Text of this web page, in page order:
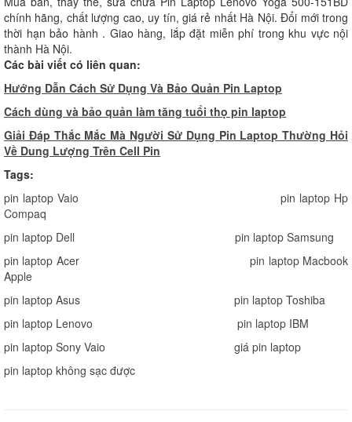
chính hãng, chất lượng cao, uy tín, giá rẻ nhất Hà Nội. Đổi mới trong
thời hạn bảo hành . Giao hàng, lắp đặt miễn phí trong khu vực nội
thành Hà Nội.
Các bài viết có liên quan:
Hướng Dẫn Cách Sử Dụng Và Bảo Quản Pin Laptop
Cách dùng và bảo quản làm tăng tuổi thọ pin laptop
Giải Đáp Thắc Mắc Mà Người Sử Dụng Pin Laptop Thường Hỏi
Về Dung Lượng Trên Cell Pin
Tags:
pin laptop Vaio
pin laptop Hp
Compaq
pin laptop Dell
pin laptop Samsung
pin laptop Acer
pin laptop Macbook
Apple
pin laptop Asus
pin laptop Toshiba
pin laptop Lenovo
pin laptop IBM
pin laptop Sony Vaio
giá pin laptop
pin laptop không sạc được